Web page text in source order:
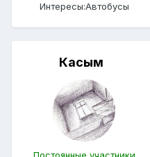
Интересы:Автобусы
Касым